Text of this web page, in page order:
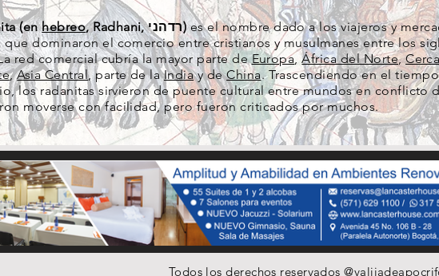
(enhebreo , Radhani, רדהני)es el nombre dado a los viajeros y
que dominaron el comercio entre cristianos y musulmanes entre los
red comercial cubría la mayor parte deEuropa,África del Norte,
,Asia Central, parte de laIndiay deChina. Trascendiendo en el
los radanitas sirvieron de puente cultural entre mundos en conflicto
moverse con facilidad, pero fueron criticados por muchos.
Todos los derechos reservados @